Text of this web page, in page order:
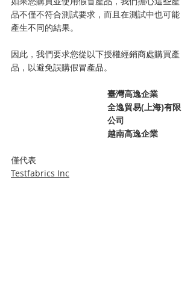
品不僅不符合測試要求，而且在測試中也可能
產生不同的結果。
因此，我們要求您從以下授權經銷商處購買產
品，以避免誤購假冒產品。
臺灣高逸企業
全逸貿易(上海)有限
公司
越南高逸企業
僅代表
Testfabrics Inc